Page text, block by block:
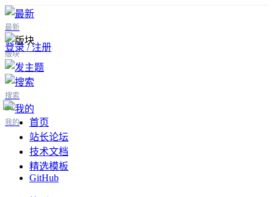
最新
版块
搜索
我的
登录 / 注册
首页
站长论坛
技术文档
精选模板
GitHub